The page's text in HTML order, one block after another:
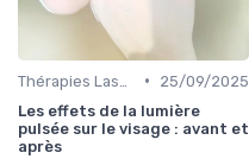
•
25/09/2025
Les effets de la lumière
pulsée sur le visage : avant et
après